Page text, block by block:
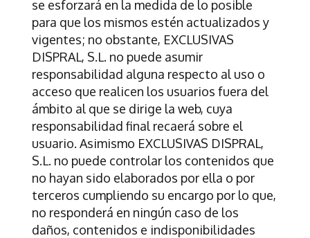
se esforzará en la medida de lo posible
para que los mismos estén actualizados y
vigentes; no obstante, EXCLUSIVAS
DISPRAL, S.L. no puede asumir
responsabilidad alguna respecto al uso o
acceso que realicen los usuarios fuera del
ámbito al que se dirige la web, cuya
responsabilidad final recaerá sobre el
usuario. Asimismo EXCLUSIVAS DISPRAL,
S.L. no puede controlar los contenidos que
no hayan sido elaborados por ella o por
terceros cumpliendo su encargo por lo que,
no responderá en ningún caso de los
daños, contenidos e indisponibilidades